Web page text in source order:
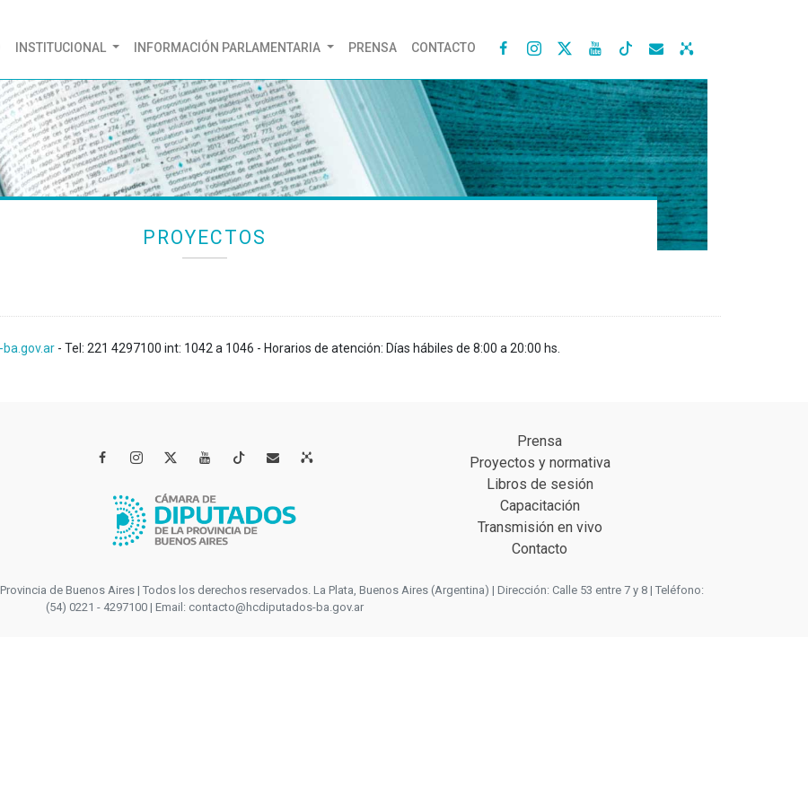
(CURRENT)
INSTITUCIONAL INFORMACIÓN PARLAMENTARIA PRENSA CONTACTO    
PROYECTOS
- Tel: 221 4297100 int: 1042 a 1046 - Horarios de atención: Días hábiles de 8:00 a 20:00 hs.
   
Prensa
Proyectos y normativa
Libros de sesión
Capacitación
Transmisión en vivo
Contacto
de Buenos Aires | Todos los derechos reservados. La Plata, Buenos Aires (Argentina) | Dirección: Calle 53 entre 7 y 8 | Teléfono:
(54) 0221 - 4297100 | Email: contacto@hcdiputados-ba.gov.ar